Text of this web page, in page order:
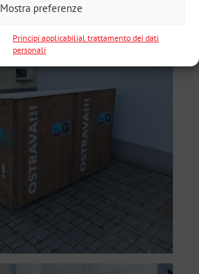
Mostra preferenze
Principi applicabilial trattamento dei dati
personali